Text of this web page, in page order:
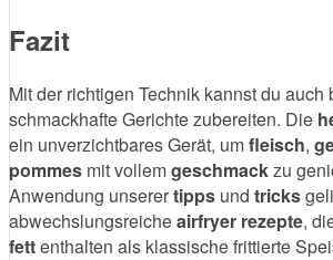
Fazit
Mit der richtigen Technik kannst du auch
schmackhafte Gerichte zubereiten. Die
ein unverzichtbares Gerät, umfleisch,
pommes mit vollemgeschmackzu
Anwendung unserertipps und tricks
abwechslungsreicheairfryer rezepte,
fettenthalten als klassische frittierte